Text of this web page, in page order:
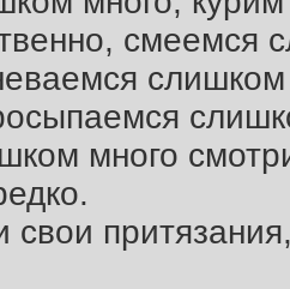
много
свои